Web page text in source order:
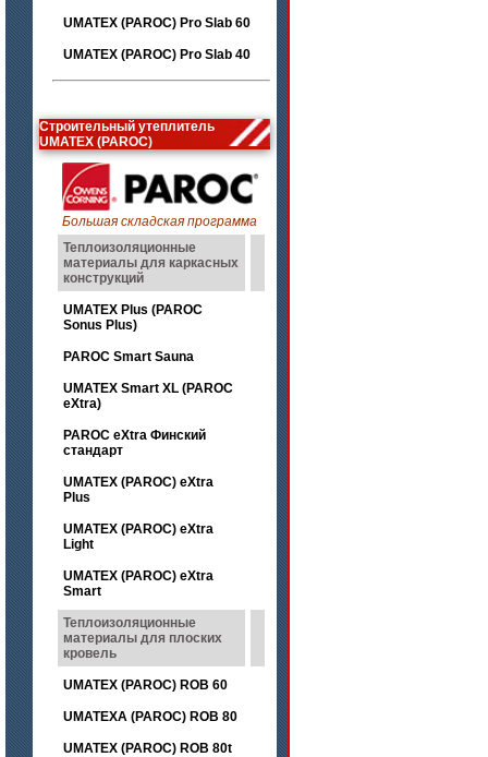
UMATEX (PAROC) Pro Slab 60
UMATEX (PAROC) Pro Slab 40
Строительный утеплитель
UMATEX (PAROC)
Большая складская программа
Теплоизоляционные
материалы для каркасных
конструкций
UMATEX Plus (PAROC
Sonus Plus)
PAROC Smart Sauna
UMATEX Smart XL (PAROC
eXtra)
PAROC eXtra Финский
стандарт
UMATEX (PAROC) eXtra
Plus
UMATEX (PAROC) eXtra
Light
UMATEX (PAROC) eXtra
Smart
Теплоизоляционные
материалы для плоских
кровель
UMATEX (PAROC) ROB 60
UMATEXA (PAROC) ROB 80
UMATEX (PAROC) ROB 80t